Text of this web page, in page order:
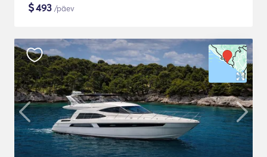
$493 /päev